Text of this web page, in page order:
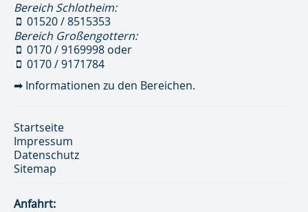
Bereich Schlotheim:
01520 / 8515353
Bereich Großengottern:
0170 / 9169998 oder
0170 / 9171784
➡ Informationen zu den Bereichen.
Startseite
Impressum
Datenschutz
Sitemap
Anfahrt: